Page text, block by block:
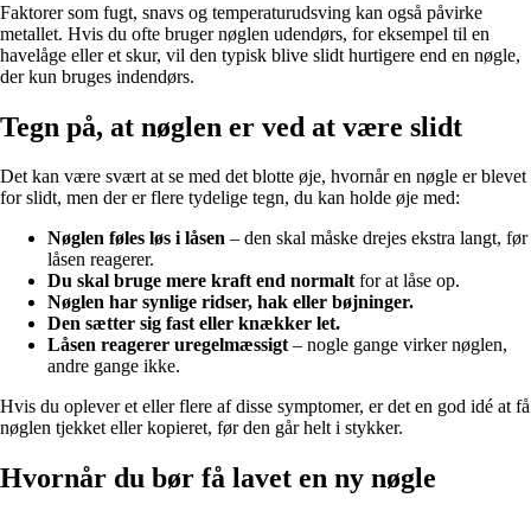
Faktorer som fugt, snavs og temperaturudsving kan også påvirke
metallet. Hvis du ofte bruger nøglen udendørs, for eksempel til en
havelåge eller et skur, vil den typisk blive slidt hurtigere end en nøgle,
der kun bruges indendørs.
Tegn på, at nøglen er ved at være slidt
Det kan være svært at se med det blotte øje, hvornår en nøgle er blevet
for slidt, men der er flere tydelige tegn, du kan holde øje med:
Nøglen føles løs i låsen – den skal måske drejes ekstra langt, før
låsen reagerer.
Du skal bruge mere kraft end normaltfor at låse op.
Nøglen har synlige ridser, hak eller bøjninger.
Den sætter sig fast eller knækker let.
Låsen reagerer uregelmæssigt– nogle gange virker nøglen,
andre gange ikke.
Hvis du oplever et eller flere af disse symptomer, er det en god idé at få
nøglen tjekket eller kopieret, før den går helt i stykker.
Hvornår du bør få lavet en ny nøgle